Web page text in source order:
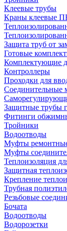
Клеевые трубы
Краны клеевые
Защита труб от
Готовые
Комплектующие
Контроллеры
Проходки для
Соединительные
Защитные трубы
Фитинги
Тройники
Водоотводы
Муфты
Муфты
Теплоизоляция
Защитная
Крепление
Трубная
Резьбовые
Бочата
Водоотводы
Водорозетки